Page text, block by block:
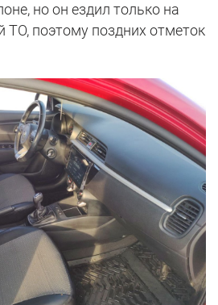
но он ездил только на
ТО, поэтому поздних отметок